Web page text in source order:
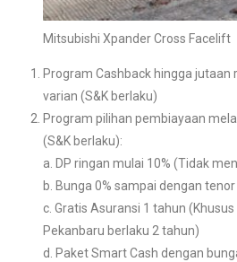
Mitsubishi Xpander Cross Facelift
Program Cashback hingga
varian (S&K berlaku)
Program pilihan pembiayaan
(S&K berlaku):
a. DP ringan mulai 10% (Tidak
b. Bunga 0% sampai dengan
c. Gratis Asuransi 1 tahun
Pekanbaru berlaku 2 tahun)
d. Paket Smart Cash dengan